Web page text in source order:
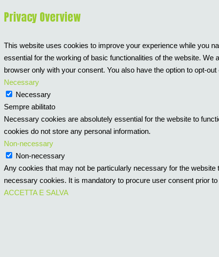
Privacy Overview
This website uses cookies to improve your experience while you
essential for the working of basic functionalities of the website.
browser only with your consent. You also have the option to opt-
Necessary
Necessary
Sempre abilitato
Necessary cookies are absolutely essential for the website to
cookies do not store any personal information.
Non-necessary
Non-necessary
Any cookies that may not be particularly necessary for the
necessary cookies. It is mandatory to procure user consent prior
ACCETTA E SALVA